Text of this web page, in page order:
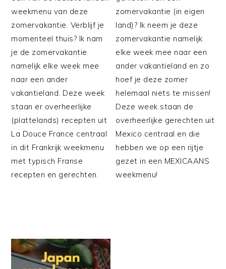
weekmenu van deze
zomervakantie. Verblijf je
momenteel thuis? Ik nam
je de zomervakantie
namelijk elke week mee
naar een ander
vakantieland. Deze week
staan er overheerlijke
(plattelands) recepten uit
La Douce France centraal
in dit Frankrijk weekmenu
met typisch Franse
recepten en gerechten.
zomervakantie (in eigen
land)? Ik neem je deze
zomervakantie namelijk
elke week mee naar een
ander vakantieland en zo
hoef je deze zomer
helemaal niets te missen!
Deze week staan de
overheerlijke gerechten uit
Mexico centraal en die
hebben we op een rijtje
gezet in een MEXICAANS
weekmenu!